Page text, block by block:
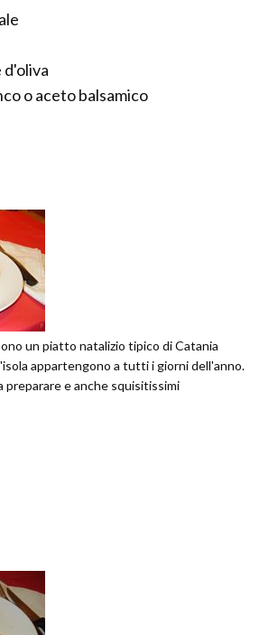
o aceto balsamico
un piatto natalizio tipico di Catania
appartengono a tutti i giorni dell'anno.
preparare e anche squisitissimi